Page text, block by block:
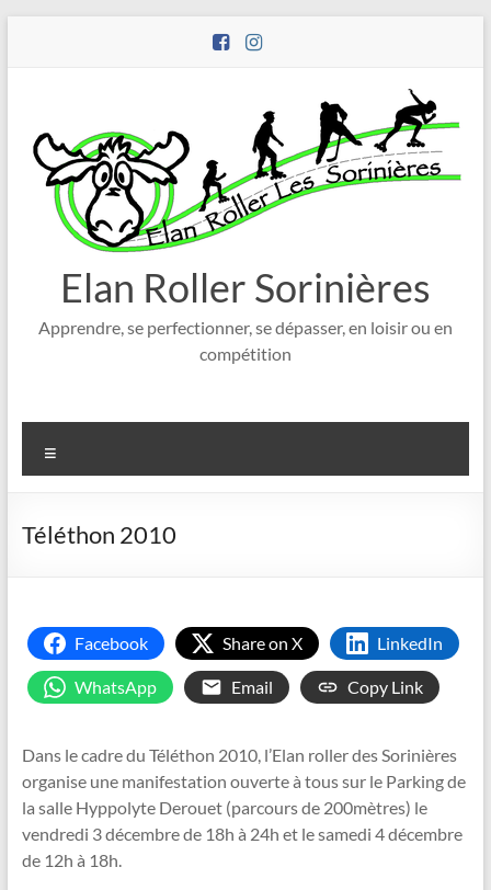
Elan Roller Sorinières
Apprendre, se perfectionner, se dépasser, en loisir ou en
compétition
Téléthon 2010
Facebook Share on X LinkedIn
WhatsApp Email Copy Link
Dans le cadre du Téléthon 2010, l’Elan roller des Sorinières
organise une manifestation ouverte à tous sur le Parking de
la salle Hyppolyte Derouet (parcours de 200mètres) le
vendredi 3 décembre de 18h à 24h et le samedi 4 décembre
de 12h à 18h.